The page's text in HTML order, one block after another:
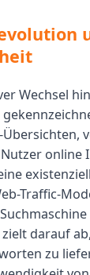
Wechsel
online
Traffic-
darauf
zu